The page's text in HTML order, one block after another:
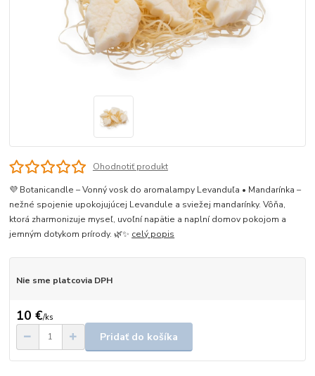
Ohodnotiť produkt
💜 Botanicandle – Vonný vosk do aromalampy Levanduľa • Mandarínka –
nežné spojenie upokojujúcej Levandule a sviežej mandarínky. Vôňa,
ktorá zharmonizuje myseľ, uvoľní napätie a naplní domov pokojom a
jemným dotykom prírody. 🌿✨ celý popis
Nie sme platcovia DPH
10 €/ks
Pridať do košíka